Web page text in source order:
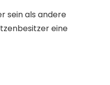
sein als andere
eine